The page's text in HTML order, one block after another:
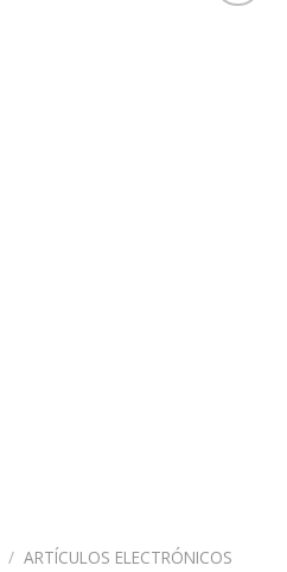
/ ARTÍCULOS ELECTRÓNICOS